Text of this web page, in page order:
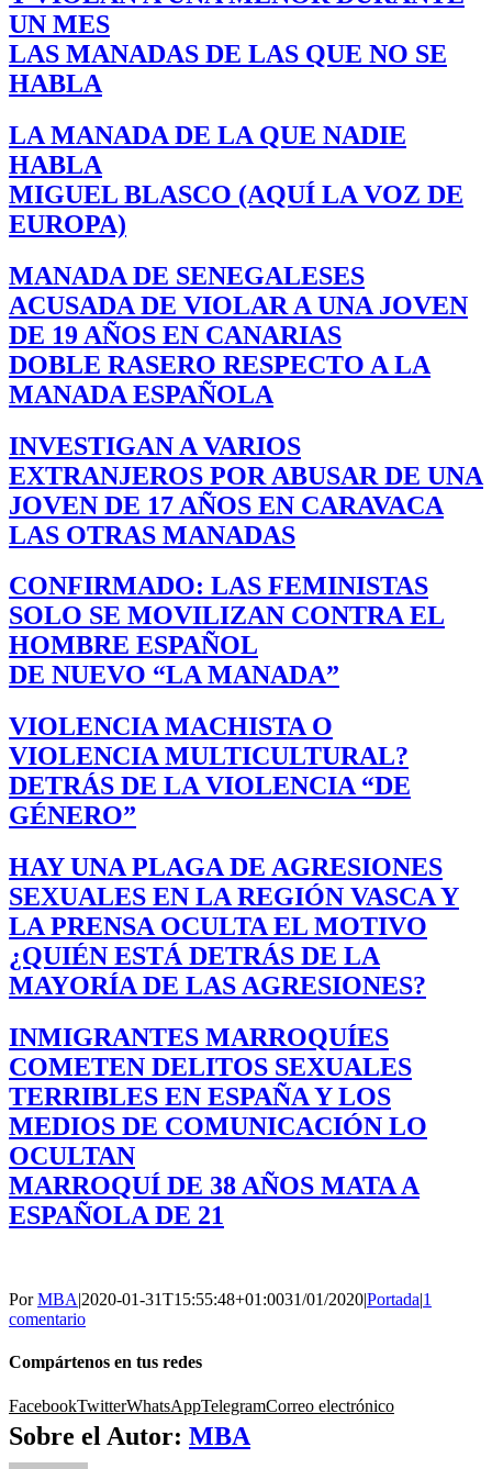
UN MES
LAS MANADAS DE LAS QUE NO SE
HABLA
LA MANADA DE LA QUE NADIE
HABLA
MIGUEL BLASCO (AQUÍ LA VOZ DE
EUROPA)
MANADA DE SENEGALESES
ACUSADA DE VIOLAR A UNA JOVEN
DE 19 AÑOS EN CANARIAS
DOBLE RASERO RESPECTO A LA
MANADA ESPAÑOLA
INVESTIGAN A VARIOS
EXTRANJEROS POR ABUSAR DE UNA
JOVEN DE 17 AÑOS EN CARAVACA
LAS OTRAS MANADAS
CONFIRMADO: LAS FEMINISTAS
SOLO SE MOVILIZAN CONTRA EL
HOMBRE ESPAÑOL
DE NUEVO “LA MANADA”
VIOLENCIA MACHISTA O
VIOLENCIA MULTICULTURAL?
DETRÁS DE LA VIOLENCIA “DE
GÉNERO”
HAY UNA PLAGA DE AGRESIONES
SEXUALES EN LA REGIÓN VASCA Y
LA PRENSA OCULTA EL MOTIVO
¿QUIÉN ESTÁ DETRÁS DE LA
MAYORÍA DE LAS AGRESIONES?
INMIGRANTES MARROQUÍES
COMETEN DELITOS SEXUALES
TERRIBLES EN ESPAÑA Y LOS
MEDIOS DE COMUNICACIÓN LO
OCULTAN
MARROQUÍ DE 38 AÑOS MATA A
ESPAÑOLA DE 21
PorMBA|2020-01-31T15:55:48+01:0031/01/2020|Portada|1
comentario
Compártenos en tus redes
FacebookTwitterWhatsAppTelegramCorreo electrónico
Sobre el Autor: MBA